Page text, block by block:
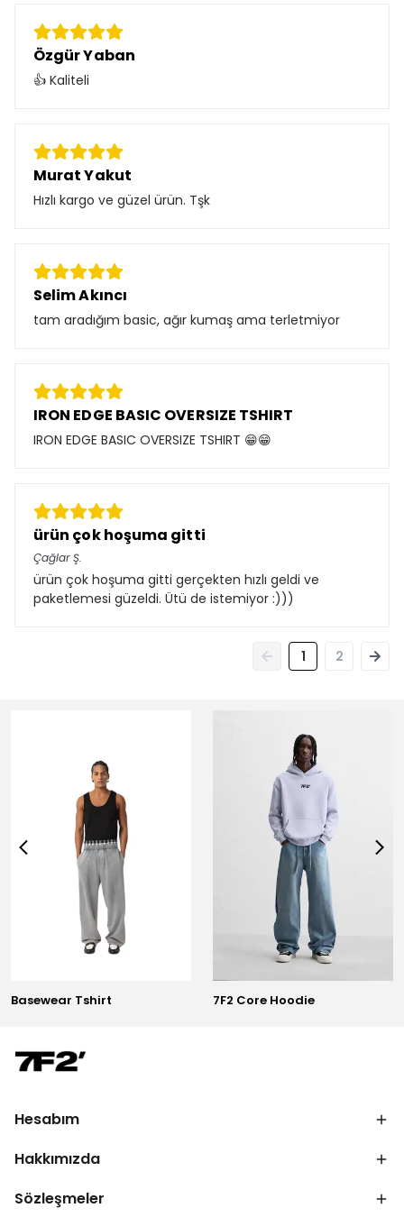
Özgür Yaban
👍 Kaliteli
Murat Yakut
Hızlı kargo ve güzel ürün. Tşk
Selim Akıncı
tam aradığım basic, ağır kumaş ama terletmiyor
IRON EDGE BASIC OVERSIZE TSHIRT
IRON EDGE BASIC OVERSIZE TSHIRT 😁😁
ürün çok hoşuma gitti
Çağlar Ş.
ürün çok hoşuma gitti gerçekten hızlı geldi ve
paketlemesi güzeldi. Ütü de istemiyor :)))
1 2
Basewear Tshirt 7F2 Core Hoodie
Hesabım
Hakkımızda
Sözleşmeler